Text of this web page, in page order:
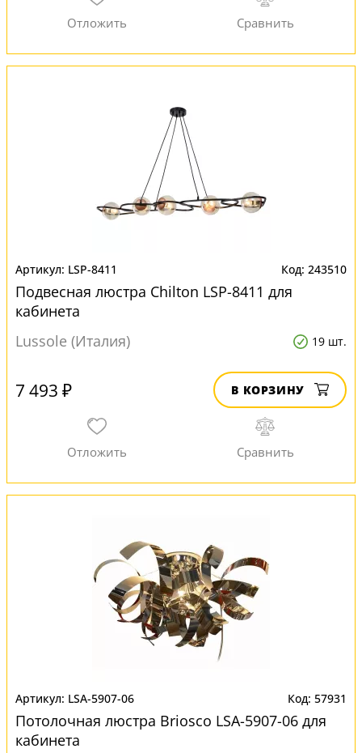
LSP-8411 243510
Подвесная люстра Chilton LSP-8411 для
кабинета
Lussole (Италия)
19 шт.
7 493 ₽ В КОРЗИНУ
LSA-5907-06 57931
Потолочная люстра Briosco LSA-5907-06 для
кабинета